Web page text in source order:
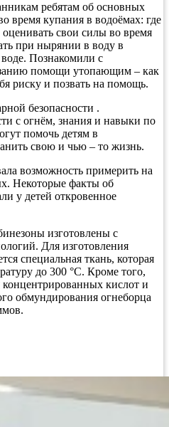
ребятам об основных
время купания в водоёмах: где
свои силы во время
при нырянии в воду в
Познакомили с
помощи утопающим – как
риску и позвать на помощь.
безопасности .
с огнём, знания и навыки по
помочь детям в
свою и чью – то жизнь.
возможность примерить на
Некоторые факты об
у детей откровенное
изготовлены с
Для изготовления
специальная ткань, которая
до 300 °C. Кроме того,
кислот и
обмундирования огнеборца